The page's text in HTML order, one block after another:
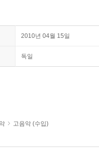
2010년 04월 15일
독일
고음악 (수입)